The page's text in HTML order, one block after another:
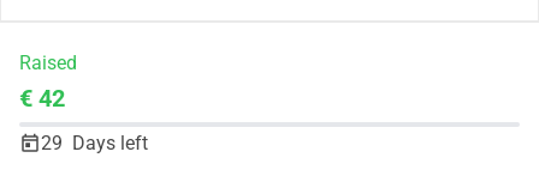
Raised
€ 42
29 Days left